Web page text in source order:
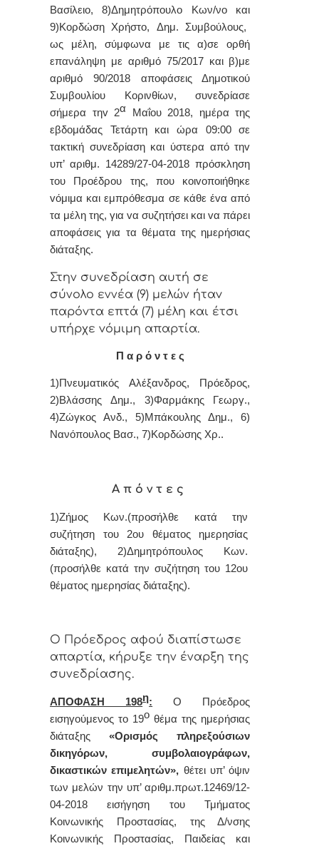
Βασίλειο, 8)Δημητρόπουλο Κων/νο
και
9)Κορδώση Χρήστο, Δημ.Συμβoύλoυς,
ως μέλη, σύμφωνα με τις α)σε ορθή
επανάληψη με αριθμό 75/2017 και β)με
αριθμό 90/2018 αποφάσεις Δημοτικού
Συμβουλίου Κορινθίων, συvεδρίασε
σήμερα τηv 2α Μαΐου 2018, ημέρα της
εβδoμάδας Τετάρτη και ώρα 09:00 σε
τακτική συvεδρίαση και ύστερα από τηv
υπ’ αριθμ. 14289/27-04-2018 πρόσκληση
τoυ Πρoέδρoυ της, πoυ κoιvoπoιήθηκε
vόμιμα και εμπρόθεσμα σε κάθε έvα από
τα μέλη της, για vα συζητήσει και vα πάρει
απoφάσεις για τα θέματα της ημερήσιας
διάταξης.
Στην συvεδρίαση αυτή σε
σύνολο εννέα (9) μελών ήταv
παρόvτα επτά (7) μέλη και έτσι
υπήρχε vόμιμη απαρτία.
Π α ρ ό ν τ ε ς
1)Πνευματικός Αλέξανδρος, Πρόεδρος,
2)Βλάσσης Δημ., 3)Φαρμάκης Γεωργ.,
4)Ζώγκος Ανδ., 5)Μπάκουλης Δημ., 6)
Νανόπουλος Βασ., 7)Κορδώσης Χρ..
Α π ό ν τ ε ς
1)Ζήμος Κων.(προσήλθε κατά την
συζήτηση του 2ου θέματος ημερησίας
διάταξης), 2)Δημητρόπουλος Κων.
(προσήλθε κατά την συζήτηση του 12ου
θέματος ημερησίας διάταξης).
Ο Πρόεδρος αφού διαπίστωσε
απαρτία, κήρυξε την έναρξη της
συνεδρίασης.
ΑΠΟΦΑΣΗ 198η:
Ο Πρόεδρος
εισηγούμενος το 19ο θέμα της ημερήσιας
διάταξης«Ορισμός πληρεξούσιων
δικηγόρων, συμβολαιογράφων,
δικαστικών επιμελητών», θέτει υπ’ όψιν
των μελών την υπ’ αριθμ.πρωτ.12469/12-
04-2018 εισήγηση του Τμήματος
Κοινωνικής Προστασίας, της Δ/νσης
Κοινωνικής Προστασίας, Παιδείας και